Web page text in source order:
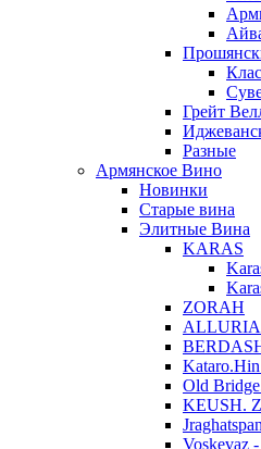
Грейт
Разные
Армянское Вино
Новинки
Старые вина
Элитные Вина
KARAS
ZORAH
Old
KEUSH.
Voskevaz